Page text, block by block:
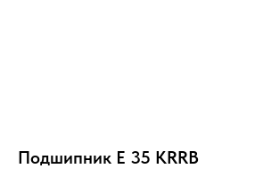
Подшипник E 35 KRRB